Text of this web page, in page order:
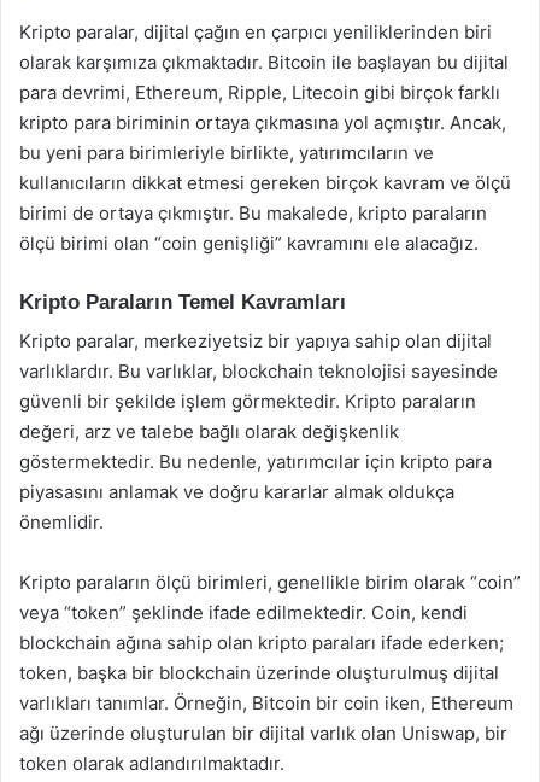
Kripto paralar, dijital çağın en çarpıcı yeniliklerinden biri
olarak karşımıza çıkmaktadır. Bitcoin ile başlayan bu dijital
para devrimi, Ethereum, Ripple, Litecoin gibi birçok farklı
kripto para biriminin ortaya çıkmasına yol açmıştır. Ancak,
bu yeni para birimleriyle birlikte, yatırımcıların ve
kullanıcıların dikkat etmesi gereken birçok kavram ve ölçü
birimi de ortaya çıkmıştır. Bu makalede, kripto paraların
ölçü birimi olan “coin genişliği” kavramını ele alacağız.
Kripto Paraların Temel Kavramları
Kripto paralar, merkeziyetsiz bir yapıya sahip olan dijital
varlıklardır. Bu varlıklar, blockchain teknolojisi sayesinde
güvenli bir şekilde işlem görmektedir. Kripto paraların
değeri, arz ve talebe bağlı olarak değişkenlik
göstermektedir. Bu nedenle, yatırımcılar için kripto para
piyasasını anlamak ve doğru kararlar almak oldukça
önemlidir.
Kripto paraların ölçü birimleri, genellikle birim olarak “coin”
veya “token” şeklinde ifade edilmektedir. Coin, kendi
blockchain ağına sahip olan kripto paraları ifade ederken;
token, başka bir blockchain üzerinde oluşturulmuş dijital
varlıkları tanımlar. Örneğin, Bitcoin bir coin iken, Ethereum
ağı üzerinde oluşturulan bir dijital varlık olan Uniswap, bir
token olarak adlandırılmaktadır.